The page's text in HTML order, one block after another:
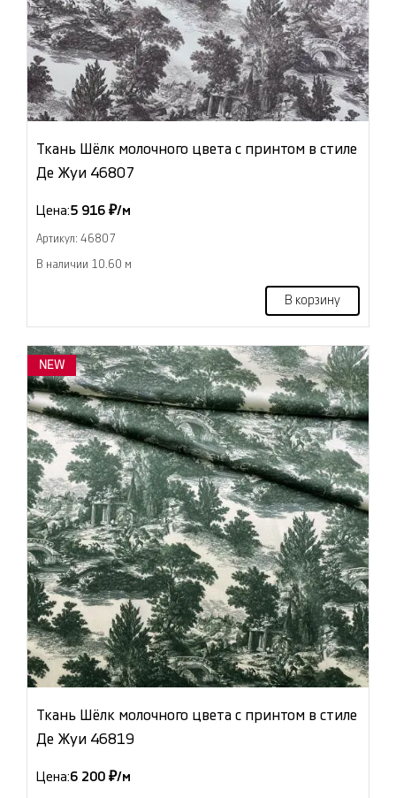
Ткань Шёлк молочного цвета с принтом в стиле
Де Жуи 46807
Цена:5 916 ₽/м
Артикул: 46807
В наличии 10.60 м
В корзину
NEW
Ткань Шёлк молочного цвета с принтом в стиле
Де Жуи 46819
Цена:6 200 ₽/м